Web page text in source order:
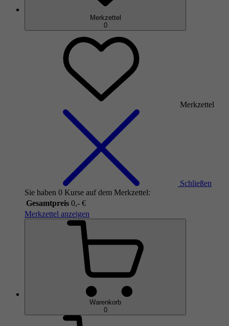
Merkzettel
0
Merkzettel
Schließen
Sie haben 0 Kurse auf dem Merkzettel:
Gesamtpreis 0,- €
Merkzettel anzeigen
Warenkorb
0